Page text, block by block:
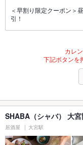
＜早割り限定クーポン＞
引！
カレ
下記ボタンを
SHABA（シャバ） 大
居酒屋 大宮駅